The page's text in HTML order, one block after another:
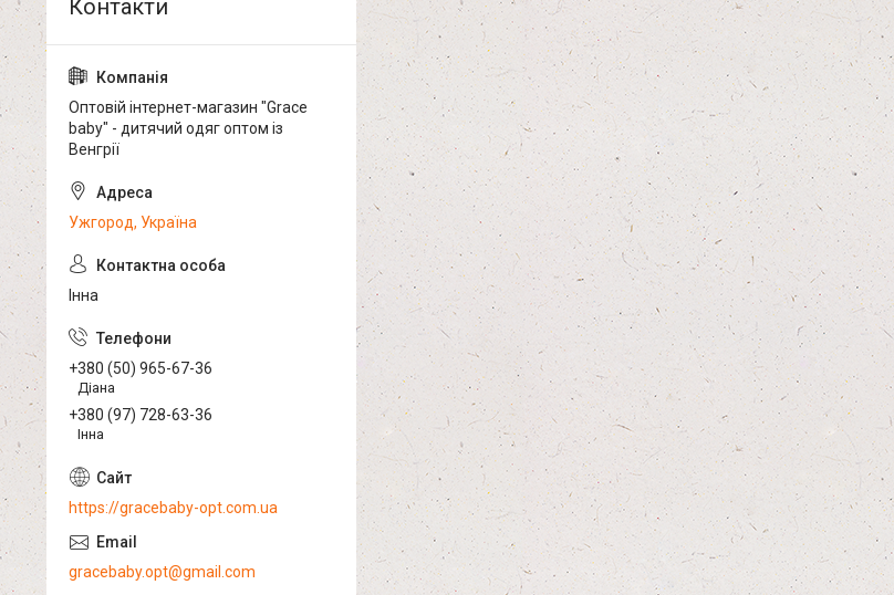
Оптовій інтернет-магазин "Grace
baby" - дитячий одяг оптом із
Венгрії
Ужгород, Україна
Інна
+380 (50) 965-67-36
Діана
+380 (97) 728-63-36
Інна
https://gracebaby-opt.com.ua
gracebaby.opt@gmail.com